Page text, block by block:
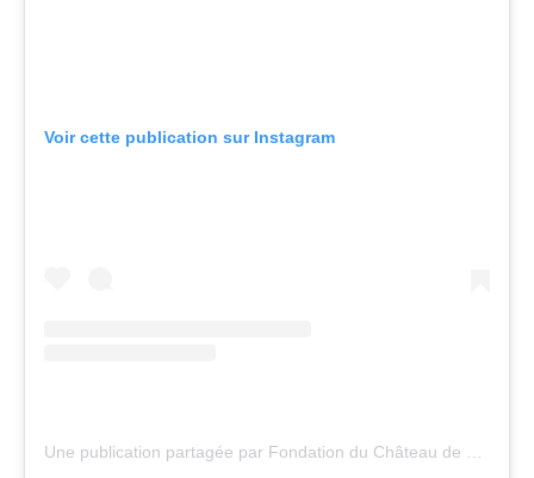
Voir cette publication sur Instagram
Une publication partagée par Fondation du Château de Chillon (@chateauchillon)